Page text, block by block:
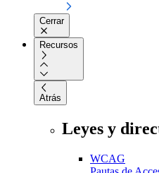
Cerrar
Recursos
Atrás
Leyes y
WCAG